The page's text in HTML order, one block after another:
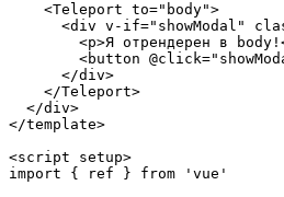
<Teleport to="body">
<div v - if="showModal"
<p>Я отрендерен в body !
<button @click=
</div>
</Teleport>
</div>
</template>
<script setup>
import
{ ref } from
'vue'